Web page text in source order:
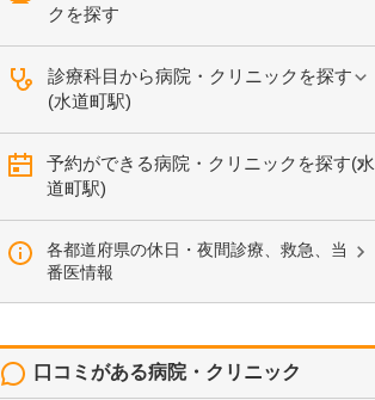
クを探す
診療科目から病院・クリニックを探す
(水道町駅)
予約ができる病院・クリニックを探す(水
道町駅)
各都道府県の休日・夜間診療、救急、当
番医情報
口コミがある病院・クリニック